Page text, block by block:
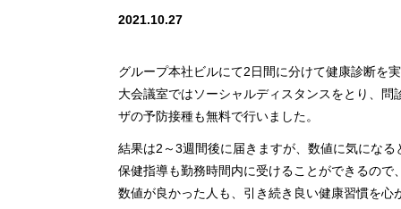
2021.10.27
グループ本社ビルにて2日間に分けて健康診断を
大会議室ではソーシャルディスタンスをとり、
ザの予防接種も無料で行いました。
結果は2～3週間後に届きますが、数値に気にな
保健指導も勤務時間内に受けることができるので
数値が良かった人も、引き続き良い健康習慣を心